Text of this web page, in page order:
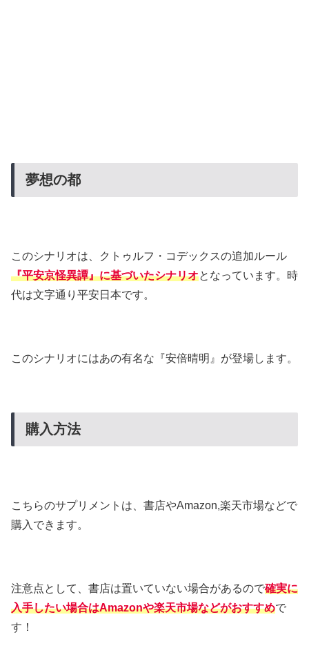
夢想の都
このシナリオは、クトゥルフ・コデックスの追加ルール
『平安京怪異譚』に基づいたシナリオとなっています。時
代は文字通り平安日本です。
このシナリオにはあの有名な『安倍晴明』が登場します。
購入方法
こちらのサプリメントは、書店やAmazon,楽天市場などで
購入できます。
注意点として、書店は置いていない場合があるので確実に
入手したい場合はAmazonや楽天市場などがおすすめで
す！